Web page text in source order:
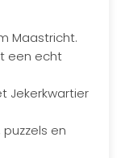
Maastricht.
een echt
Jekerkwartier
en